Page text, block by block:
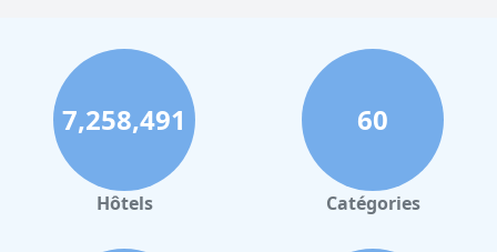
7,258,491
Hôtels
60
Catégories